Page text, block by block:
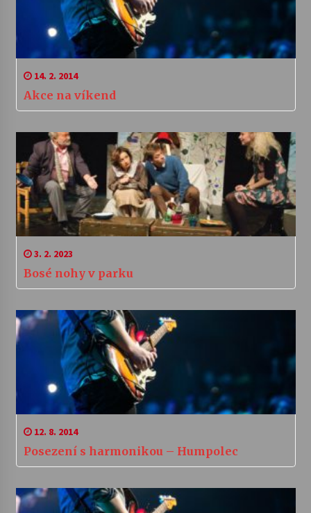
14. 2. 2014
Akce na víkend
3. 2. 2023
Bosé nohy v parku
12. 8. 2014
Posezení s harmonikou – Humpolec